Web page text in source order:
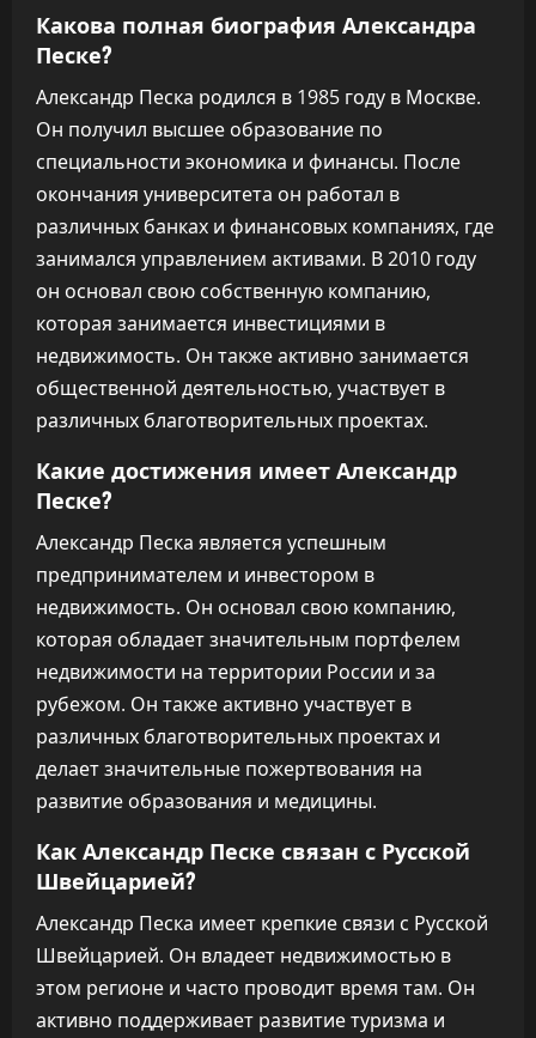
Какова полная биография Александра
Песке?
Александр Песка родился в 1985 году в Москве.
Он получил высшее образование по
специальности экономика и финансы. После
окончания университета он работал в
различных банках и финансовых компаниях, где
занимался управлением активами. В 2010 году
он основал свою собственную компанию,
которая занимается инвестициями в
недвижимость. Он также активно занимается
общественной деятельностью, участвует в
различных благотворительных проектах.
Какие достижения имеет Александр
Песке?
Александр Песка является успешным
предпринимателем и инвестором в
недвижимость. Он основал свою компанию,
которая обладает значительным портфелем
недвижимости на территории России и за
рубежом. Он также активно участвует в
различных благотворительных проектах и
делает значительные пожертвования на
развитие образования и медицины.
Как Александр Песке связан с Русской
Швейцарией?
Александр Песка имеет крепкие связи с Русской
Швейцарией. Он владеет недвижимостью в
этом регионе и часто проводит время там. Он
активно поддерживает развитие туризма и